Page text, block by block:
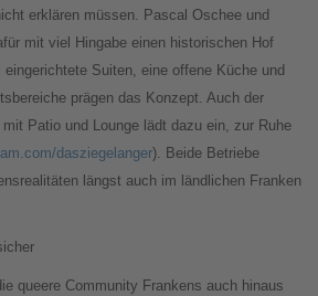
erklären müssen. Pascal Oschee und
mit viel Hingabe einen historischen Hof
Suiten, eine offene Küche und
prägen das Konzept. Auch der
Patio und Lounge lädt dazu ein, zur Ruhe
dasziegelanger). Beide Betriebe
längst auch im ländlichen Franken
queere Community Frankens auch hinaus